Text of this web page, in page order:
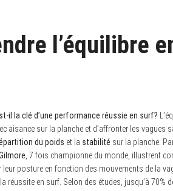
l’équilibre
il la clé d’une performance réussie en surf?
aisance sur la planche et d’affronter les vagues
du poids et la stabilité sur la planche.
, 7 fois championne du monde, illustrent
leur posture en fonction des mouvements de la
réussite en surf. Selon des études, jusqu’à 70%